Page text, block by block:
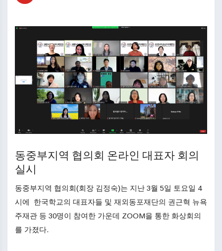
동중부지역 협의회 온라인 대표자 회의
실시
동중부지역 협의회(회장 김정숙)는 지난 3월 5일 토요일 4
시에 한국학교의 대표자들 및 재외동포재단의 권근혁 뉴욕
주재관 등 30명이 참여한 가운데 ZOOM을 통한 화상회의
를 가졌다.